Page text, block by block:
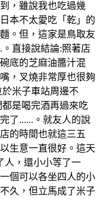
，雖說我也吃過幾
本不太愛吃「乾」的
。但，這家是鳥取友
直接說結論:照著店
底的芝麻油醬汁混
，叉燒非常厚也很夠
米子車站周邊不
是喝完酒再過來吃
了......。就友人的說
的時間也就這三五
生意一直很好。這天
人，還小小等了一
個可以各坐四人的小
久，但立馬成了米子